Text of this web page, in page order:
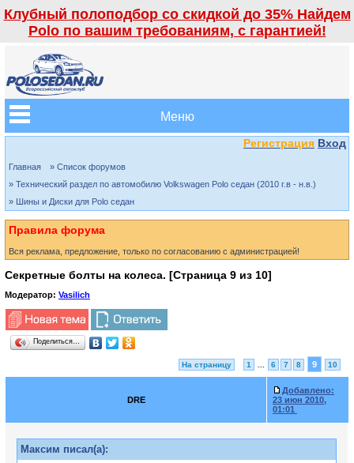
Клубный полоподбор со скидкой до 35% Найдем
Polo по вашим требованиям, с гарантией!
Меню
Регистрация Вход
Главная
» Список форумов
» Технический раздел по автомобилю Volkswagen Polo седан (2010 г.в - н.в.)
» Шины и Диски для Polo седан
Правила форума
Вся реклама, предложение, только по согласованию с администрацией!
Секретные болты на колеса. [Страница 9 из 10]
Модератор: Vasilich
Поделиться…
На страницу 1 6 7 8 9 10
DRE
Добавлено:
23 июн 2010,
01:01
Максим писал(а):